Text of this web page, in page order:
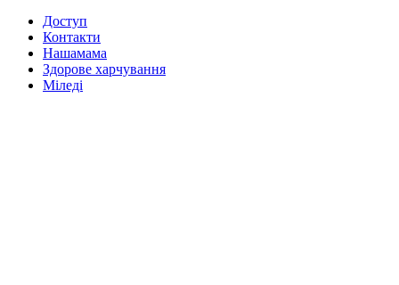
Доступ
Контакти
Нашамама
Здорове харчування
Міледі